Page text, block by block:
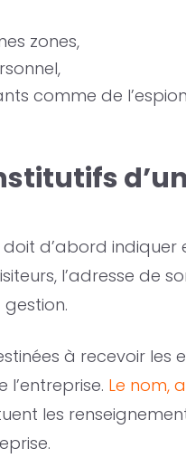
zones,
comme de
d’abord
l’adresse de
à recevoir les
Le nom,
les